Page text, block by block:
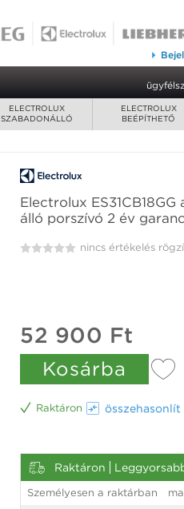
ELECTROLUX
SZABADONÁLLÓ
ELECTROLUX
BEÉPÍTHETŐ
Electrolux
álló porszívó 2 év
nincs értékelés
52 900 Ft
Kosárba
Raktáron össze­hasonlít
Raktáron
Személyesen a raktárban ma
52 900 Ft